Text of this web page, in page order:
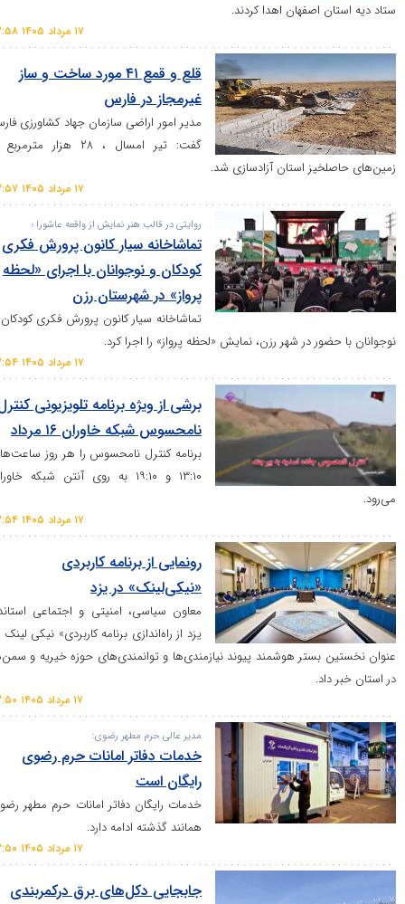
اهدا کردند.
قلع و قمع ۴۱ مورد ساخت و ساز
غیرمجاز در فارس
مدیر امور اراضی سازمان جهاد کشاورزی فارس
گفت: تیر امسال ، ۲۸ هزار مترمربع از
استان آزادسازی شد.
روایتی در قالب هنر نمایش از واقعه عاشورا ؛
تماشاخانه سیار کانون پرورش فکری
کودکان و نوجوانان با اجرای «لحظه
پرواز» در شهرستان رزن
تماشاخانه سیار کانون پرورش فکری کودکان و
در شهر رزن، نمایش «لحظه پرواز» را اجرا کرد.
برشی از ویژه برنامه تلویزیونی کنترل
نامحسوس شبکه خاوران ۱۶ مرداد
برنامه کنترل نامحسوس را هر روز ساعت‌های
۱۳:۱۰ و ۱۹:۱۰ به روی آنتن شبکه خاوران
رونمایی از برنامه کاربردی
«نیکی‌لینک» در یزد
معاون سیاسی، امنیتی و اجتماعی استاندار
یزد از راه‌اندازی برنامه کاربردی» نیکی لینک به
هوشمند پیوند نیازمندی‌ها و توانمندی‌های حوزه خیریه و سمن‌ها
مدیر عالی حرم مطهر رضوی:
خدمات دفاتر امانات حرم رضوی
رایگان است
خدمات رایگان دفاتر امانات حرم مطهر رضوی
همانند گذشته ادامه دارد.
جابجایی دکل‌های برق درکمربندی